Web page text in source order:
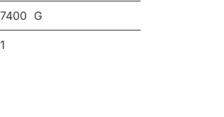
7400 G
1